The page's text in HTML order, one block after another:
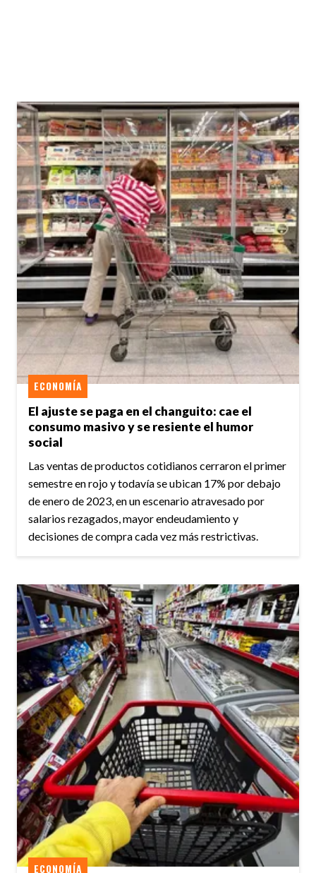
El ajuste se paga en el changuito: cae el
consumo masivo y se resiente el humor
social
ECONOMÍA
Las ventas de productos cotidianos cerraron el primer
semestre en rojo y todavía se ubican 17% por debajo
de enero de 2023, en un escenario atravesado por
salarios rezagados, mayor endeudamiento y
decisiones de compra cada vez más restrictivas.
ECONOMÍA